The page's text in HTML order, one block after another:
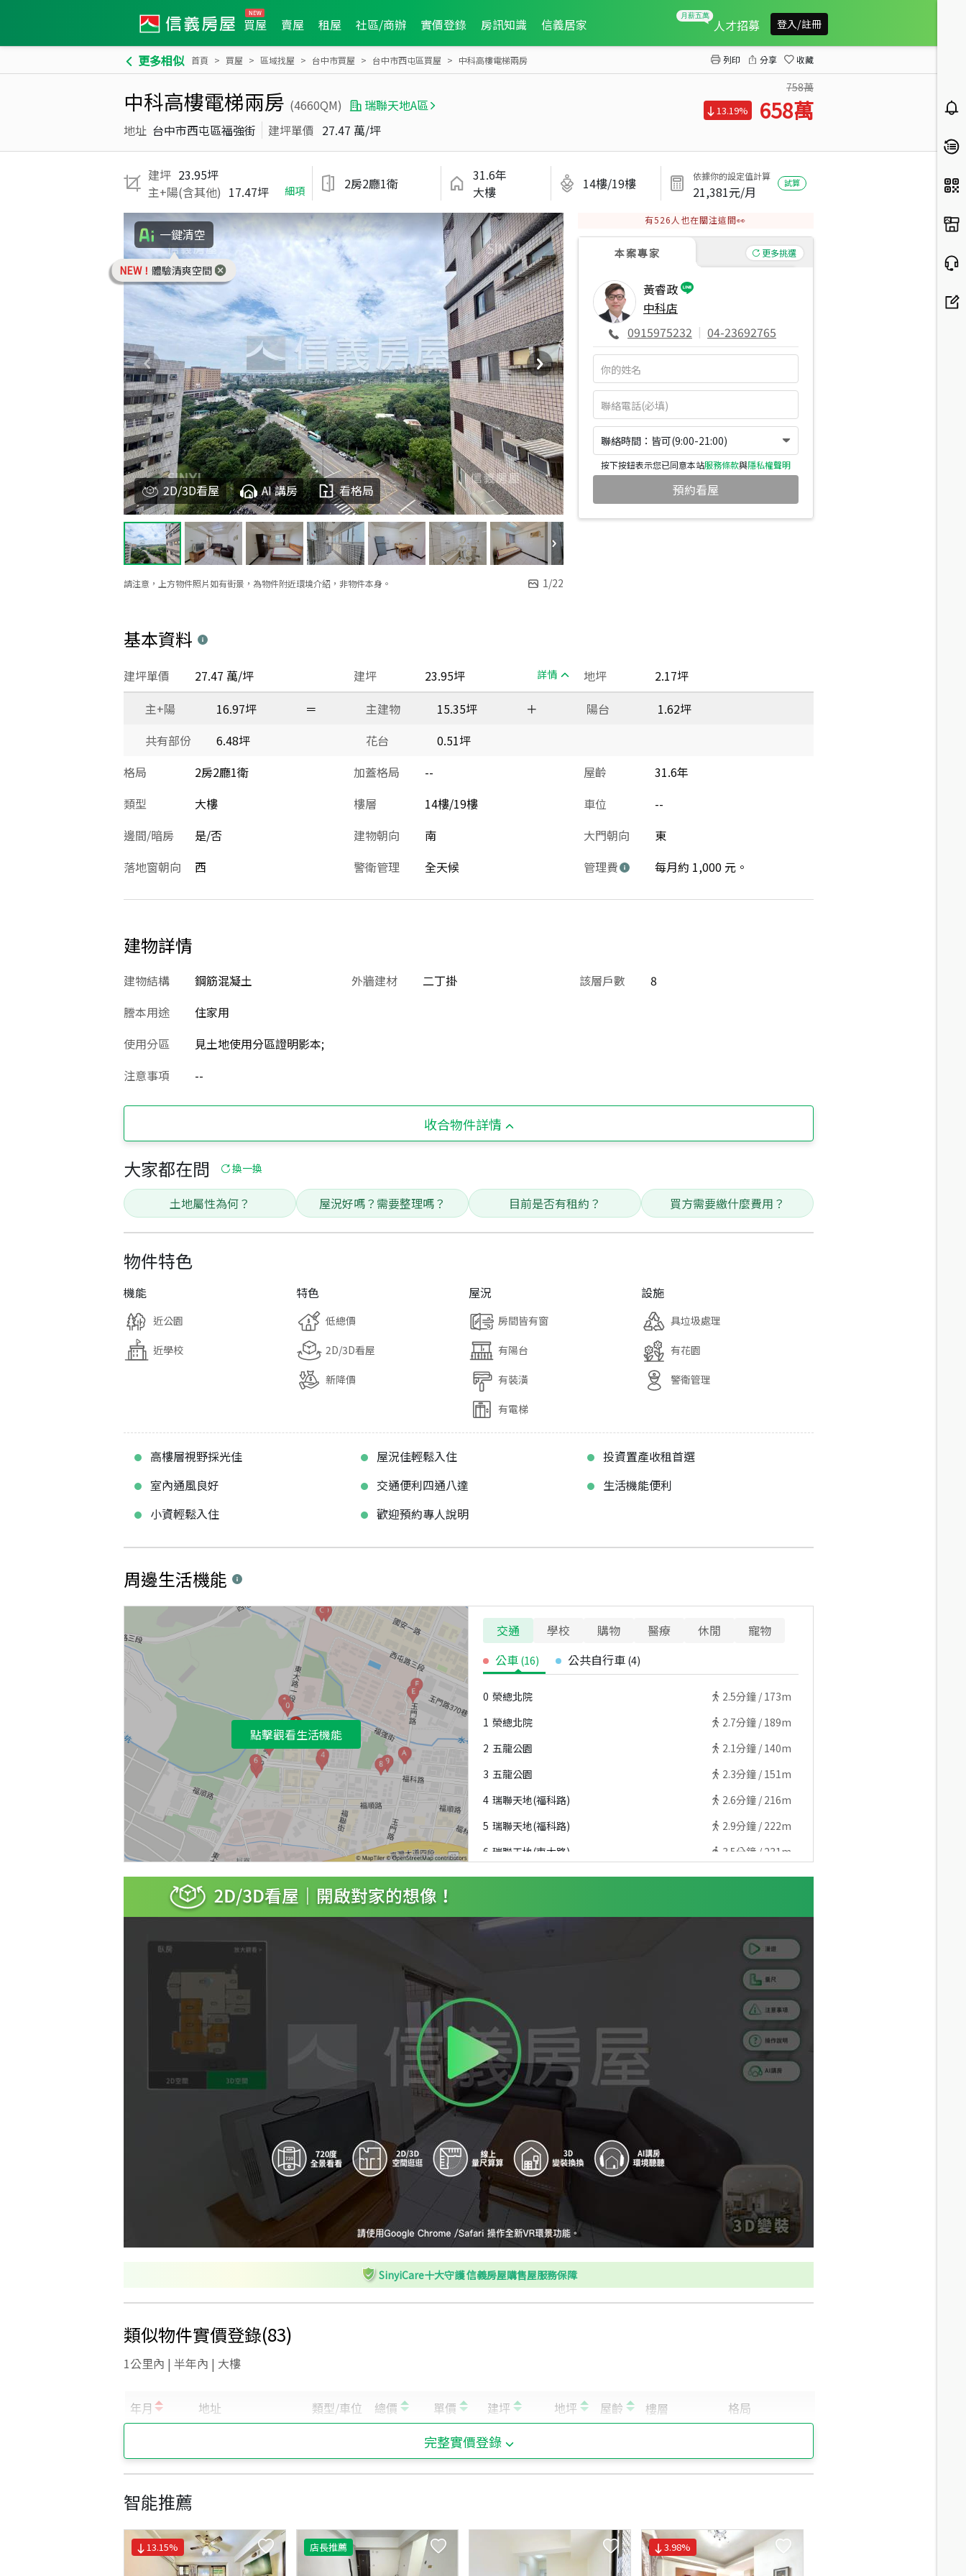
買屋 賣屋 租屋 社區/商辦 實價登錄 房訊知識 信義居家 人才招募 登入/註冊
更多相似 首頁 買屋 區域找屋 台中市買屋 台中市西屯區買屋 中科高樓電梯兩房 列印 分享 收藏
中科高樓電梯兩房 (4660QM)
瑞聯天地A區
地址 台中市西屯區福強街 建坪單價 27.47 萬/坪
758萬
13.19% 658萬
建坪 23.95坪
主+陽(含其他) 17.47坪 細項 2房2廳1衛
31.6年
大樓
14樓/19樓 依據你的設定值計算
21,381元/月
試算
一鍵清空
NEW！ 體驗清爽空間
請注意，上方物件照片如有街景，為物件附近環境介紹，非物件本身。 1/22
2D/3D看屋 AI 講房 看格局
有526 人也在關注這間👀
本案專家 更多挑選
黃睿政
中科店
0915975232 | 04-23692765
聯絡時間：皆可(9:00-21:00)
按下按鈕表示您已同意本站服務條款與隱私權聲明
預約看屋
基本資料
建坪 23.95坪 詳情
建坪單價 27.47 萬/坪 地坪
2.17坪
主+陽
16.97坪 ＝ 主建物 15.35坪 ＋ 陽台
1.62坪
共有部份
6.48坪 花台
0.51坪
格局
2房2廳1衛 加蓋格局 -- 屋齡
31.6年
類型
大樓 樓層 14樓/19樓 車位
--
邊間/暗房
是/否 建物朝向 南 大門朝向
東
落地窗朝向
西 警衛管理 全天候 管理費 每月約 1,000 元。
建物詳情
建物結構 鋼筋混凝土 外牆建材 二丁掛 該層戶數
8
謄本用途
住家用
使用分區
見土地使用分區證明影本;
注意事項
--
收合物件詳情
大家都在問 換一換
土地屬性為何？ 屋況好嗎？需要整理嗎？ 目前是否有租約？ 買方需要繳什麼費用？
物件特色
機能
近公園
近學校
特色
低總價
2D/3D看屋
新降價
屋況
房間皆有窗
有陽台
有裝潢
有電梯
設施
具垃圾處理
有花園
警衛管理
高樓層視野採光佳 屋況佳輕鬆入住
投資置產收租首選
室內通風良好
交通便利四通八達
生活機能便利
小資輕鬆入住
歡迎預約專人說明
周邊生活機能
點擊觀看生活機能
交通 學校 購物 醫療 休閒
寵物
公車 (16) 公共自行車 (4)
0 榮總北院 2.5分鐘 / 173m
1 榮總北院 2.7分鐘 / 189m
2 五龍公園 2.1分鐘 / 140m
3 五龍公園 2.3分鐘 / 151m
4 瑞聯天地(福科路) 2.6分鐘 / 216m
5 瑞聯天地(福科路) 2.9分鐘 / 222m
6 瑞聯天地(東大路) 3.5分鐘 / 231m
7 瑞聯天地(東大路) 3.8分鐘 /253m
9 福科玉門路口
分鐘 /572m
分鐘 / 573m
C 國安(西屯路) 分鐘 / 629m
D 國安(西屯路) 分鐘 /645m
E 榮總宿舍 分鐘 /702m
F 榮總宿舍 分鐘 /730m
SinyiCare十大守護 信義房屋購售屋服務保障
類似物件實價登錄(83)
1公里內 | 半年內 | 大樓
完整實價登錄
智能推薦
13.15% 店長推薦 3.98%